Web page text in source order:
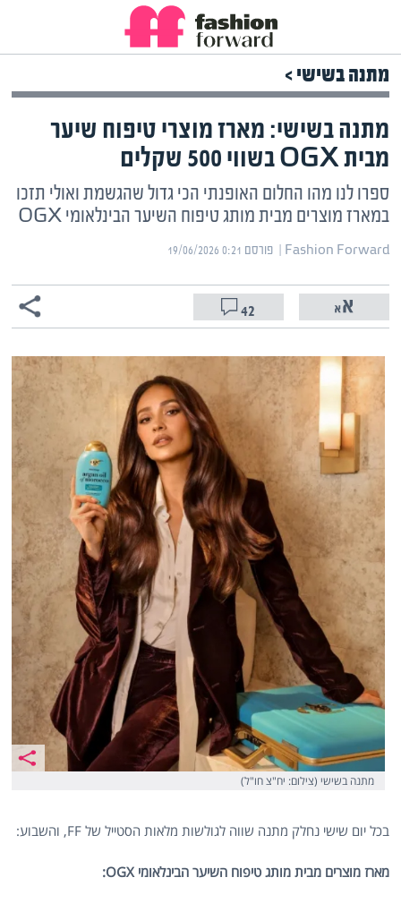
מתנה בשישי >
מתנה בשישי: מארז מוצרי טיפוח שיער
מבית OGX בשווי 500 שקלים
ספרו לנו מהו החלום האופנתי הכי גדול שהגשמת ואולי תזכו
במארז מוצרים מבית מותג טיפוח השיער הבינלאומי OGX
Fashion Forward | ‏ פורסם ‎19/06/2026 0:21
42
מתנה בשישי (צילום: יח"צ חו"ל)
בכל יום שישי נחלק מתנה שווה לגולשות מלאות הסטייל של FF, והשבוע:
מארז מוצרים מבית מותג טיפוח השיער הבינלאומי OGX: